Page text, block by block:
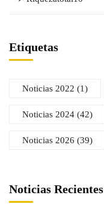
Etiquetas
Noticias 2022 (1)
Noticias 2024 (42)
Noticias 2026 (39)
Noticias Recientes